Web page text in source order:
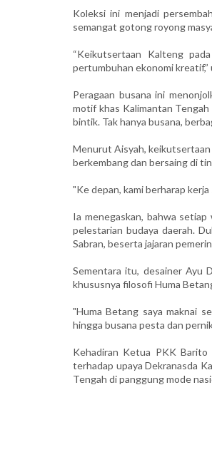
Koleksi ini menjadi
semangat gotong royong
“Keikutsertaan Kalteng
pertumbuhan ekonomi
Peragaan busana ini
motif khas Kalimantan
bintik. Tak hanya busana,
Menurut Aisyah,
berkembang dan bersaing di
"Ke depan, kami berharap
Ia menegaskan, bahwa
pelestarian budaya daerah.
Sabran, beserta jajaran
Sementara itu, desainer Ayu
khususnya filosofi Huma
"Huma Betang saya maknai
hingga busana pesta dan
Kehadiran Ketua PKK
terhadap upaya Dekranasda
Tengah di panggung mode